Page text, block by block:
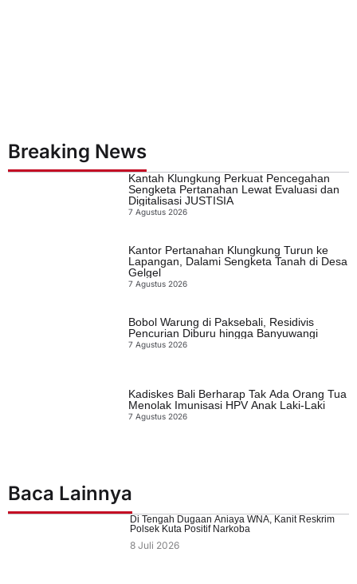
Breaking News
Kantah Klungkung Perkuat Pencegahan
Sengketa Pertanahan Lewat Evaluasi dan
Digitalisasi JUSTISIA
7 Agustus 2026
Kantor Pertanahan Klungkung Turun ke
Lapangan, Dalami Sengketa Tanah di Desa
Gelgel
7 Agustus 2026
Bobol Warung di Paksebali, Residivis
Pencurian Diburu hingga Banyuwangi
7 Agustus 2026
Kadiskes Bali Berharap Tak Ada Orang Tua
Menolak Imunisasi HPV Anak Laki-Laki
7 Agustus 2026
Baca Lainnya
Di Tengah Dugaan Aniaya WNA, Kanit Reskrim
Polsek Kuta Positif Narkoba
8 Juli 2026